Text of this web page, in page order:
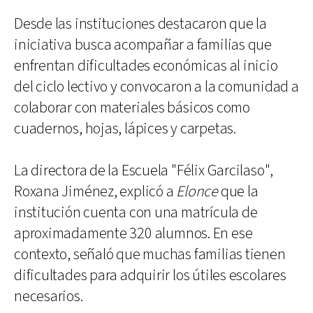
Desde las instituciones destacaron que la
iniciativa busca acompañar a familias que
enfrentan dificultades económicas al inicio
del ciclo lectivo y convocaron a la comunidad a
colaborar con materiales básicos como
cuadernos, hojas, lápices y carpetas.
La directora de la Escuela "Félix Garcilaso",
Roxana Jiménez, explicó a Elonceque la
institución cuenta con una matrícula de
aproximadamente 320 alumnos. En ese
contexto, señaló que muchas familias tienen
dificultades para adquirir los útiles escolares
necesarios.